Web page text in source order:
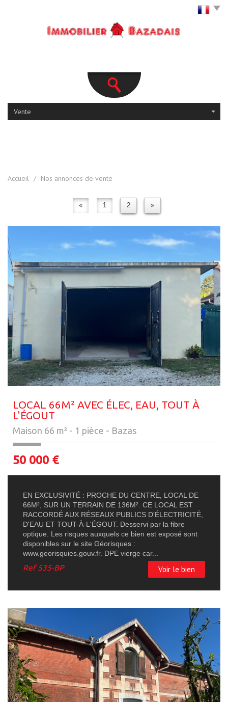
Vente
Accueil Nos annonces de vente
« 1 2 »
LOCAL 66M² AVEC ÉLEC, EAU, TOUT À
L'ÉGOUT
Maison 66 m² - 1 pièce - Bazas
50 000 €
EN EXCLUSIVITÉ : PROCHE DU CENTRE, LOCAL DE
66M², SUR UN TERRAIN DE 136M². CE LOCAL EST
RACCORDÉ AUX RÉSEAUX PUBLICS D'ÉLECTRICITÉ,
D'EAU ET TOUT-À-L'ÉGOUT. Desservi par la fibre
optique. Les risques auxquels ce bien est exposé sont
disponibles sur le site Géorisques :
www.georisquies.gouv.fr. DPE vierge car...
Ref535-BP Voir le bien